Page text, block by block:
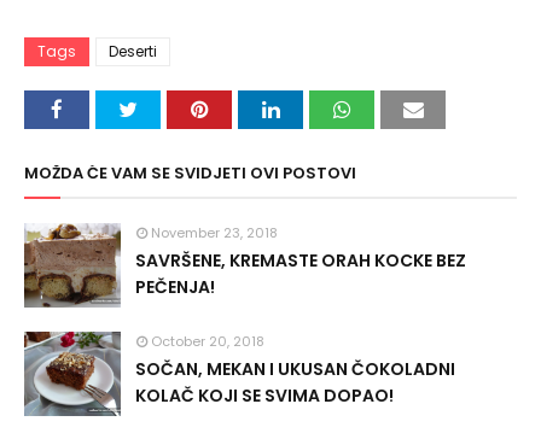
Tags Deserti
MOŽDA ĆE VAM SE SVIDJETI OVI POSTOVI
November 23, 2018
SAVRŠENE, KREMASTE ORAH KOCKE BEZ
PEČENJA!
October 20, 2018
SOČAN, MEKAN I UKUSAN ČOKOLADNI
KOLAČ KOJI SE SVIMA DOPAO!